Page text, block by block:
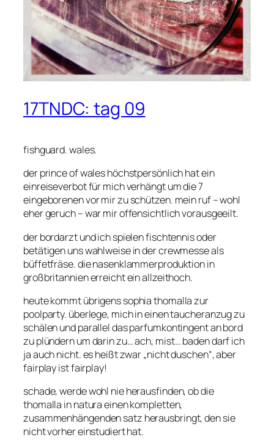
17TNDC: tag 09
fishguard. wales.
der prince of wales höchstpersönlich hat ein
einreiseverbot für mich verhängt um die 7
eingeborenen vor mir zu schützen. mein ruf – wohl
eher geruch – war mir offensichtlich vorausgeeilt.
der bordarzt und ich spielen fischtennis oder
betätigen uns wahlweise in der crewmesse als
büffetfräse. die nasenklammerproduktion in
großbritannien erreicht ein allzeithoch.
heute kommt übrigens sophia thomalla zur
poolparty. überlege, mich in einen taucheranzug zu
schälen und parallel das parfumkontingent an bord
zu plündern um darin zu… ach, mist… baden darf ich
ja auch nicht. es heißt zwar „nicht duschen“, aber
fairplay ist fairplay!
schade, werde wohl nie herausfinden, ob die
thomalla in natura einen kompletten,
zusammenhängenden satz herausbringt, den sie
nicht vorher einstudiert hat.